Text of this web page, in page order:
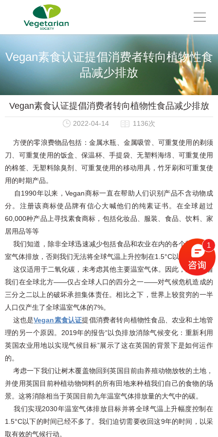
Vegan素食认证提倡消费者转向植物性食
品减少排放
Vegan素食认证提倡消费者转向植物性食品减少排放
2022-04-14 1136次
方便的零浪费物品包括：金属水瓶、金属吸管、可重复使用的剃须
刀、可重复使用的饭盒、保温杯、手提袋、无塑料海绵、可重复使用
的棉签、无塑料除臭剂、可重复使用的移动用具，竹牙刷和可重复使
用的时期产品。
自1990年以来，Vegan商标一直在帮助人们识别产品不含动物成
分。注册该商标使品牌有信心大喊他们的纯素证书。在全球超过
60,000种产品上寻找素食商标，包括化妆品、服装、食品、饮料、家
居用品等等
我们知道，除非全球迅速减少包括食品和农业在内的各个部门的温
室气体排放，否则我们无法将全球气温上升控制在1.5°C以下。
这仅适用于二氧化碳，未考虑其他主要温室气体。因此，这意味着
我们在全球北方——仅占全球人口的四分之一——对气候危机造成的
三分之二以上的破坏承担集体责任。相比之下，世界上较贫穷的一半
人口仅产生了全球温室气体的7%。
这也是Vegan素食认证提倡消费者转向植物性食品、农业和土地管
理的另一个原因。2019年的报告“以负排放消除气候变化：重新利用
英国农业用地以实现气候目标”展示了这在英国的背景下是如何运作
的。
考虑一下我们让树木覆盖物回到英国目前由养殖动物放牧的土地，
并使用英国目前种植动物饲料的所有田地来种植我们自己的食物的场
景。这将消除相当于英国目前九年温室气体排放量的大气中的碳。
我们实现2030年温室气体排放目标并将全球气温上升幅度控制在
1.5°C以下的时间已经不多了。我们迫切需要收回这9年的时间，以采
取有效的气候行动。
1